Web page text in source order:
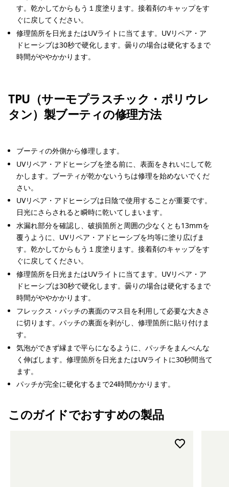
す。乾かしてからもう１度塗ります。接着剤のキャップをす
ぐに戻してください。
修理箇所を日光またはUVライトに当てます。UVリペア・ア
ドヒーシブは30秒で硬化します。曇りの場合は硬化するまで
時間がややかかります。
TPU（サーモプラスチック・ポリウレ
タン）製ブーティの修理方法
ブーティの外側から修理します。
UVリペア・アドヒーシブを塗る前に、表面をきれいにして乾
かします。ブーティが乾かないうちは修理を始めないでくだ
さい。
UVリペア・アドヒーシブは日陰で使用することが重要です。
日光にさらされると瞬時に乾いてしまいます。
水漏れ部分を確認し、破損箇所と周囲の少なくとも13mmを
覆うように、UVリペア・アドヒーシブを均等に塗り広げま
す。乾かしてからもう１度塗ります。接着剤のキャップをす
ぐに戻してください。
修理箇所を日光またはUVライトに当てます。UVリペア・ア
ドヒーシブは30秒で硬化します。曇りの場合は硬化するまで
時間がややかかります。
フレックス・パッチの裏面のマス目を利用して必要な大きさ
に切ります。パッチの裏面を剥がし、修理箇所に貼り付けま
す。
気泡ができず縁まで平らになるように、パッチをまんべんな
く伸ばします。修理箇所を日光またはUVライトに30秒間当て
ます。
パッチが完全に硬化するまで24時間かかります。
このガイドでおすすめの製品